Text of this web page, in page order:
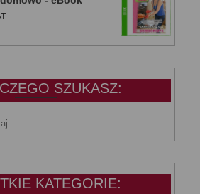
zł.
SZUKASZ:
KATEGORIE: